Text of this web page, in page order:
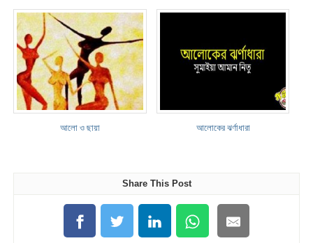
আলো ও ছায়া আলোকের ঝর্ণাধারা
Share This Post